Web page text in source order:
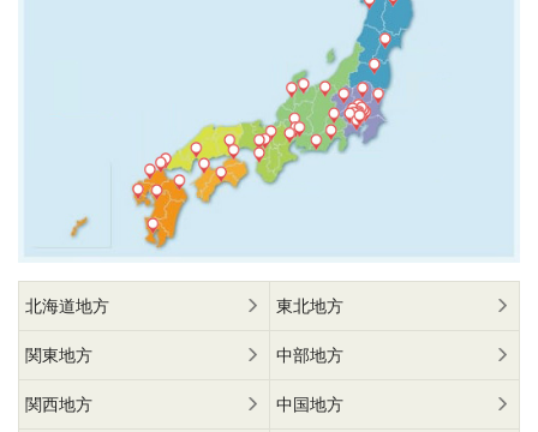
北海道地方 東北地方
関東地方 中部地方
関西地方 中国地方